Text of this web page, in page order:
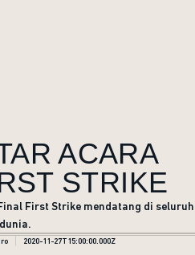
ACARA
STRIKE
First Strike mendatang di seluruh
dunia.
2020-11-27T15:00:00.000Z